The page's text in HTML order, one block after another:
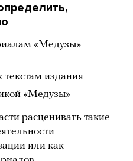
«Медузы»
издания
«Медузы»
расценивать такие
или как